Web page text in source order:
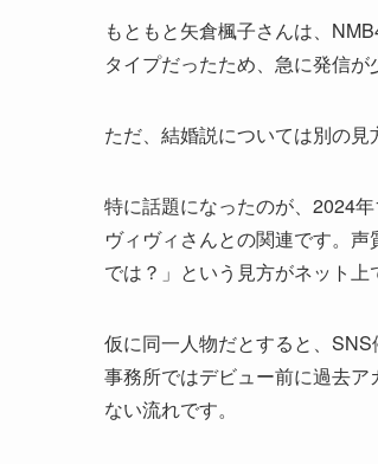
もともと矢倉楓子さんは、
タイプだったため、急に発信が
ただ、結婚説については別の見
特に話題になったのが、2024
ヴィヴィさんとの関連です。
では？」という見方がネット上
仮に同一人物だとすると、
事務所ではデビュー前に過去
ない流れです。